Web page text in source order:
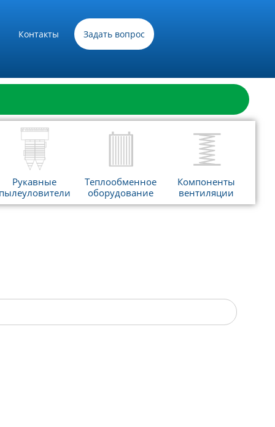
Контакты Задать вопрос
Рукавные
пылеуловители
Теплообменное
оборудование
Компоненты
вентиляции